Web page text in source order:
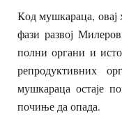
Kод мушкараца, овај
фази развој
полни органи и
репродуктивних
мушкараца остаје
почиње да опада.